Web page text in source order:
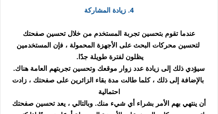
4. زيادة المشاركة
عندما تقوم بتحسين تجربة المستخدم من خلال تحسين صفحتك
لتحسين محركات البحث على الأجهزة المحمولة ، فإن المستخدمين
يظلون لفترة طويلة جدًا.
سيؤدي ذلك إلى زيادة عدد زوار موقعك وتحسين تجربتهم العامة هناك.
بالإضافة إلى ذلك ، كلما طالت مدة بقاء الزائرين على صفحتك ، زادت
احتمالية
أن ينتهي بهم الأمر بشراء أي شيء منك. وبالتالي ، يعد تحسين صفحتك